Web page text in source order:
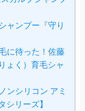
ャンプー『守り
に待った！佐藤
ょく）育毛シャ
ンシリコン アミ
シリーズ】